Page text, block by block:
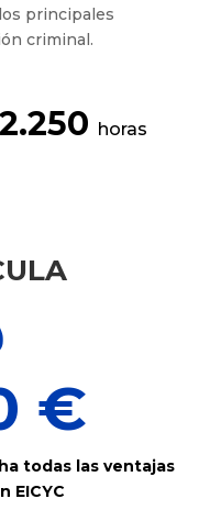
principales
criminal.
2.250 horas
€
todas las ventajas
EICYC